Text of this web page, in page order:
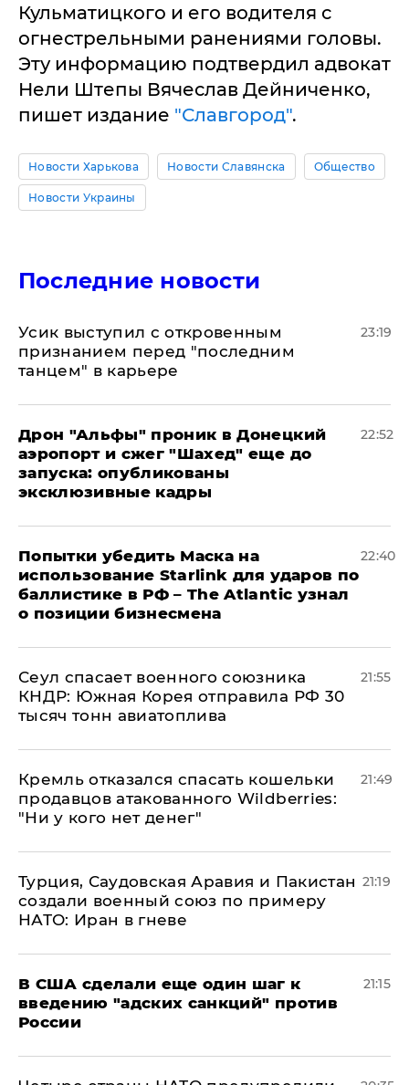
Кульматицкого и его водителя с
огнестрельными ранениями головы.
Эту информацию подтвердил адвокат
Нели Штепы Вячеслав Дейниченко,
пишет издание "Славгород".
Новости Харькова Новости Славянска Общество
Новости Украины
Последние новости
Усик выступил с откровенным
признанием перед "последним
танцем" в карьере
23:19
Дрон "Альфы" проник в Донецкий
аэропорт и сжег "Шахед" еще до
запуска: опубликованы
эксклюзивные кадры
22:52
Попытки убедить Маска на
использование Starlink для ударов по
баллистике в РФ – The Atlantic узнал
о позиции бизнесмена
22:40
​Сеул спасает военного союзника
КНДР: Южная Корея отправила РФ 30
тысяч тонн авиатоплива
21:55
Кремль отказался спасать кошельки
продавцов атакованного Wildberries:
"Ни у кого нет денег"
21:49
Турция, Саудовская Аравия и Пакистан
создали военный союз по примеру
НАТО: Иран в гневе
21:19
В США сделали еще один шаг к
введению "адских санкций" против
России
21:15